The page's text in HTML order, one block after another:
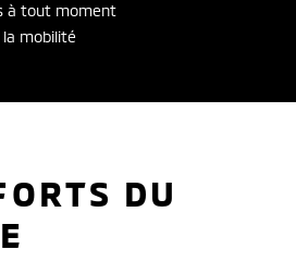
à tout moment
mobilité
DU